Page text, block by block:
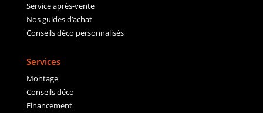
Service après-vente
Nos guides d’achat
Conseils déco personnalisés
Services
Montage
Conseils déco
Financement